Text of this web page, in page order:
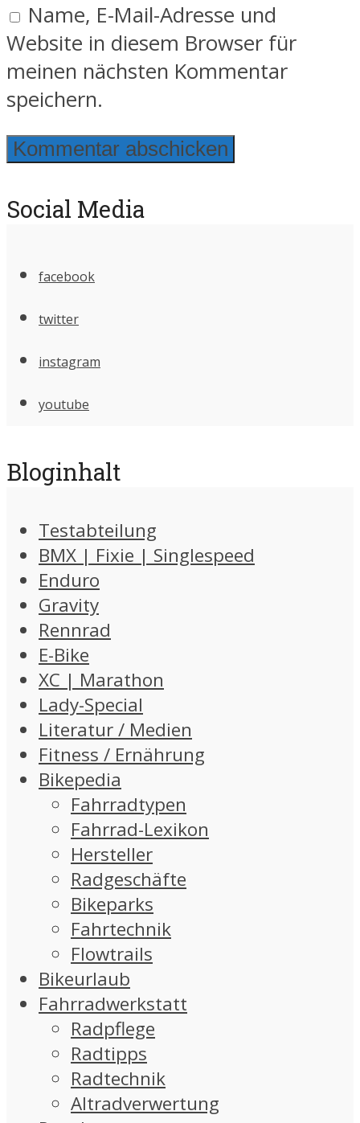
Name, E-Mail-Adresse und
Website in diesem Browser für
meinen nächsten Kommentar
speichern.
Social Media
facebook
twitter
instagram
youtube
Bloginhalt
Testabteilung
BMX | Fixie | Singlespeed
Enduro
Gravity
Rennrad
E-Bike
XC | Marathon
Lady-Special
Literatur / Medien
Fitness / Ernährung
Bikepedia
Fahrradtypen
Fahrrad-Lexikon
Hersteller
Radgeschäfte
Bikeparks
Fahrtechnik
Flowtrails
Bikeurlaub
Fahrradwerkstatt
Radpflege
Radtipps
Radtechnik
Altradverwertung